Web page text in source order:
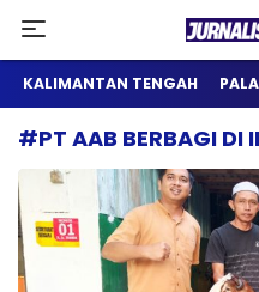
Satu
KALIMANTAN TENGAH
#PT AAB BERBAGI DI